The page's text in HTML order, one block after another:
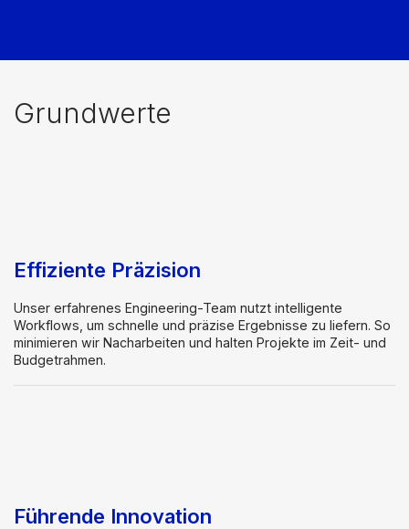
Grundwerte
Effiziente Präzision
Unser erfahrenes Engineering-Team nutzt intelligente
Workflows, um schnelle und präzise Ergebnisse zu liefern. So
minimieren wir Nacharbeiten und halten Projekte im Zeit- und
Budgetrahmen.
Führende Innovation